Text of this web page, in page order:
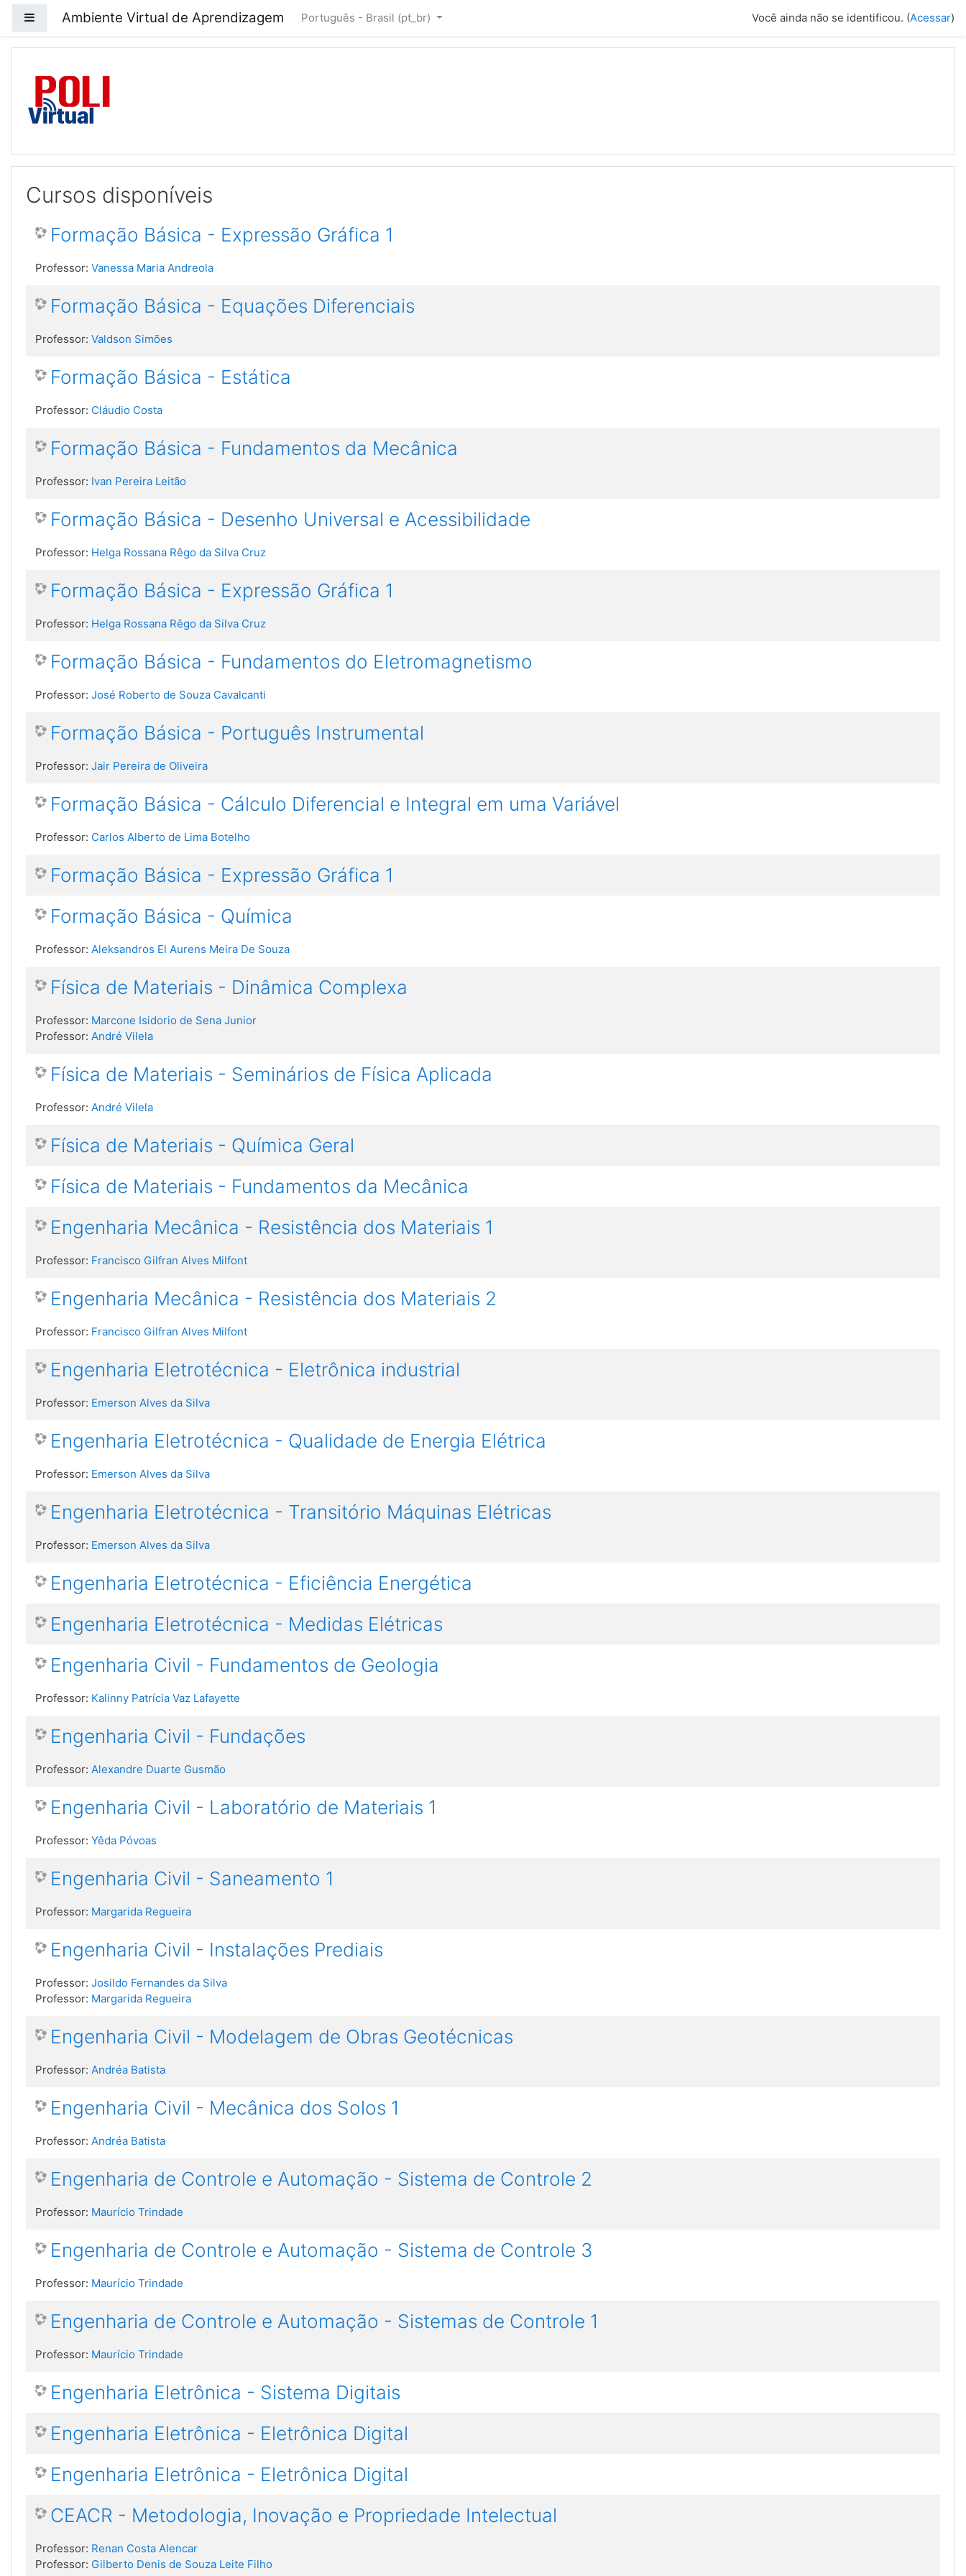
Painel lateral
Ambiente Virtual de Aprendizagem Português - Brasil ‎(pt_br)‎ Você ainda não se identificou. (Acessar)
Cursos disponíveis
Formação Básica - Expressão Gráfica 1
Professor: Vanessa Maria Andreola
Formação Básica - Equações Diferenciais
Professor: Valdson Simões
Formação Básica - Estática
Professor: Cláudio Costa
Formação Básica - Fundamentos da Mecânica
Professor: Ivan Pereira Leitão
Formação Básica - Desenho Universal e Acessibilidade
Professor: Helga Rossana Rêgo da Silva Cruz
Formação Básica - Expressão Gráfica 1
Professor: Helga Rossana Rêgo da Silva Cruz
Formação Básica - Fundamentos do Eletromagnetismo
Professor: José Roberto de Souza Cavalcanti
Formação Básica - Português Instrumental
Professor: Jair Pereira de Oliveira
Formação Básica - Cálculo Diferencial e Integral em uma Variável
Professor: Carlos Alberto de Lima Botelho
Formação Básica - Expressão Gráfica 1
Formação Básica - Química
Professor: Aleksandros El Aurens Meira De Souza
Física de Materiais - Dinâmica Complexa
Professor: Marcone Isidorio de Sena Junior
Professor: André Vilela
Física de Materiais - Seminários de Física Aplicada
Professor: André Vilela
Física de Materiais - Química Geral
Física de Materiais - Fundamentos da Mecânica
Engenharia Mecânica - Resistência dos Materiais 1
Professor: Francisco Gilfran Alves Milfont
Engenharia Mecânica - Resistência dos Materiais 2
Professor: Francisco Gilfran Alves Milfont
Engenharia Eletrotécnica - Eletrônica industrial
Professor: Emerson Alves da Silva
Engenharia Eletrotécnica - Qualidade de Energia Elétrica
Professor: Emerson Alves da Silva
Engenharia Eletrotécnica - Transitório Máquinas Elétricas
Professor: Emerson Alves da Silva
Engenharia Eletrotécnica - Eficiência Energética
Engenharia Eletrotécnica - Medidas Elétricas
Engenharia Civil - Fundamentos de Geologia
Professor: Kalinny Patrícia Vaz Lafayette
Engenharia Civil - Fundações
Professor: Alexandre Duarte Gusmão
Engenharia Civil - Laboratório de Materiais 1
Professor: Yêda Póvoas
Engenharia Civil - Saneamento 1
Professor: Margarida Regueira
Engenharia Civil - Instalações Prediais
Professor: Josildo Fernandes da Silva
Professor: Margarida Regueira
Engenharia Civil - Modelagem de Obras Geotécnicas
Professor: Andréa Batista
Engenharia Civil - Mecânica dos Solos 1
Professor: Andréa Batista
Engenharia de Controle e Automação - Sistema de Controle 2
Professor: Maurício Trindade
Engenharia de Controle e Automação - Sistema de Controle 3
Professor: Maurício Trindade
Engenharia de Controle e Automação - Sistemas de Controle 1
Professor: Maurício Trindade
Engenharia Eletrônica - Sistema Digitais
Engenharia Eletrônica - Eletrônica Digital
Engenharia Eletrônica - Eletrônica Digital
CEACR - Metodologia, Inovação e Propriedade Intelectual
Professor: Renan Costa Alencar
Professor: Gilberto Denis de Souza Leite Filho